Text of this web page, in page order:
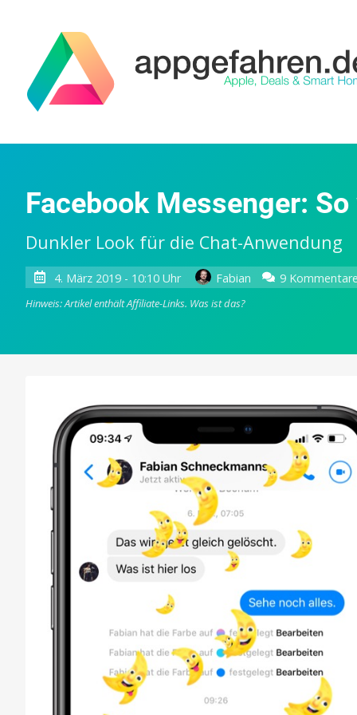
Facebook Messenger:
Dunkler Look für die Chat-Anwendung
4. März 2019 - 10:10 Uhr Fabian 9 Kommentare
Hinweis: Artikel enthält Affiliate-Links. Was ist das?